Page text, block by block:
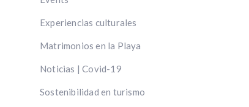
Experiencias culturales
Matrimonios en la Playa
Noticias | Covid-19
Sostenibilidad en turismo